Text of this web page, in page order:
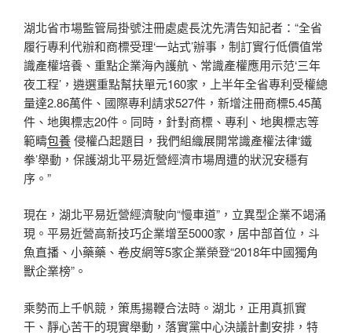
湖北省市場監管局掛號注冊處處長沈先清告知記者：“全省
履行專利代辦和商標受理‘一站式’辦事，制訂實行低價值常
識產權培養、重點企業海內護航、常識產權應用示范‘三年
夜工程’，遴選重點幫扶單元160家，上半年全省專利受權總
量達2.86萬件、國際專利請求527件，新增注冊商標5.45萬
件、地輿標志20件。同時，針對商標、專利、地輿標志等
範疇包養侵權凸起題目，我們組織展開常識產權法律‘鐵
拳’舉動，保護湖北平易近營經濟市場周遭的狀況安穩有
序。”
現在，湖北平易近營經濟駛向“慢車道”，立異型企業不竭涌
現。平易近營高新技巧企業增至5000家，居中部首位，斗
魚直播、小藥藥、卷皮網等5家企業榮登“2018年中國獨角
獸企業榜”。
乘勢而上千帆競，策馬揚鞭合法時。湖北，正用真抓實
干、靜心苦干的現實舉動，落實黨中心決議計劃安排，特